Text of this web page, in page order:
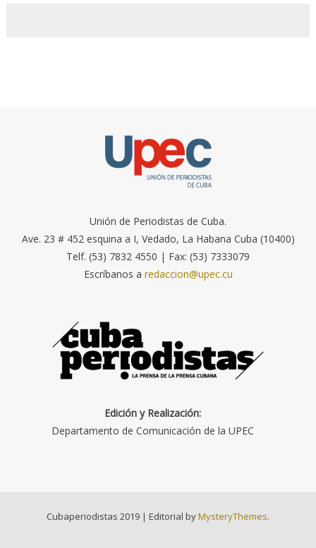
Unión de Periodistas de Cuba.
Ave. 23 # 452 esquina a I, Vedado, La Habana Cuba (10400)
Telf. (53) 7832 4550 | Fax: (53) 7333079
Escríbanos a redaccion@upec.cu
Edición y Realización:
Departamento de Comunicación de la UPEC
Cubaperiodistas 2019 | Editorial byMysteryThemes.